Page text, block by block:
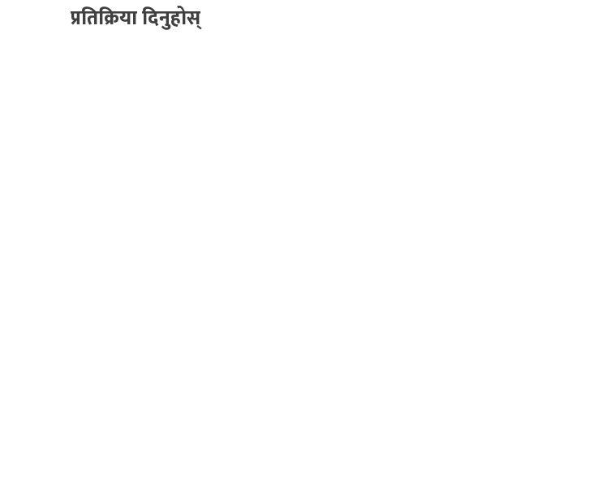
प्रतिक्रिया दिनुहोस्